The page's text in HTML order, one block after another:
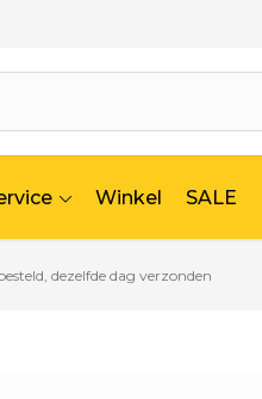
Winkel SALE
dezelfde dag verzonden